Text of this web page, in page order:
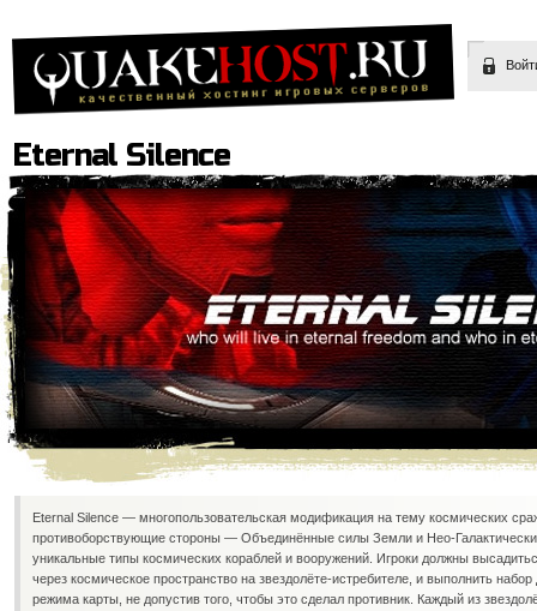
Eternal Silence
Eternal Silence — многопользовательская модификация на тему космических
противоборствующие стороны — Объединённые силы Земли и Нео-
уникальные типы космических кораблей и вооружений. Игроки должны
через космическое пространство на звездолёте-истребителе, и выполнить
режима карты, не допустив того, чтобы это сделал противник. Каждый из